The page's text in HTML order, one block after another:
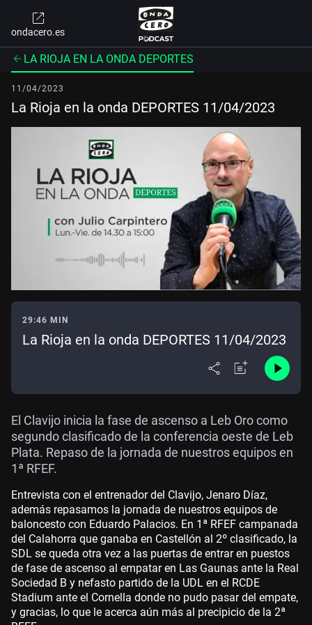
ondacero.es
LA RIOJA EN LA ONDA DEPORTES
11/04/2023
La Rioja en la onda DEPORTES 11/04/2023
29:46 MIN
La Rioja en la onda DEPORTES 11/04/2023
El Clavijo inicia la fase de ascenso a Leb Oro como
segundo clasificado de la conferencia oeste de Leb
Plata. Repaso de la jornada de nuestros equipos en
1ª RFEF.
Entrevista con el entrenador del Clavijo, Jenaro Díaz,
además repasamos la jornada de nuestros equipos de
baloncesto con Eduardo Palacios. En 1ª RFEF campanada
del Calahorra que ganaba en Castellón al 2º clasificado, la
SDL se queda otra vez a las puertas de entrar en puestos
de fase de ascenso al empatar en Las Gaunas ante la Real
Sociedad B y nefasto partido de la UDL en el RCDE
Stadium ante el Cornella donde no pudo pasar del empate,
y gracias, lo que le acerca aún más al precipicio de la 2ª